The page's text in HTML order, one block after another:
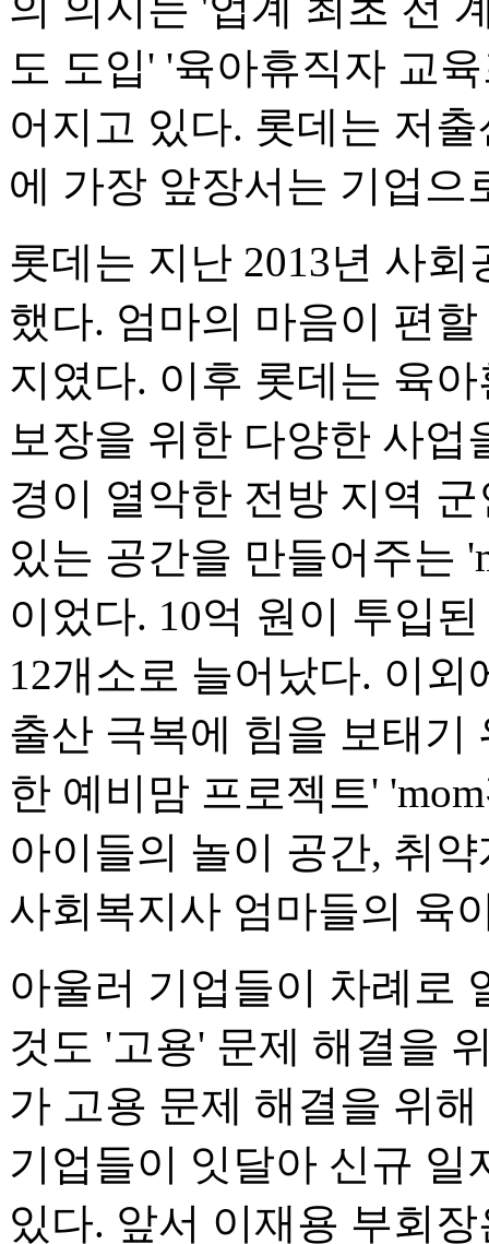
도 도입' '육아휴직자 교
어지고 있다. 롯데는 저
에 가장 앞장서는 기업으
롯데는 지난 2013년 사
했다. 엄마의 마음이 편
지였다. 이후 롯데는 육
보장을 위한 다양한 사업
경이 열악한 전방 지역
있는 공간을 만들어주는
이었다. 10억 원이 투입
12개소로 늘어났다. 이
출산 극복에 힘을 보태기
한 예비맘 프로젝트'
아이들의 놀이 공간, 취
사회복지사 엄마들의 육
아울러 기업들이 차례로
것도 '고용' 문제 해결을
가 고용 문제 해결을 위
기업들이 잇달아 신규
있다. 앞서 이재용 부회